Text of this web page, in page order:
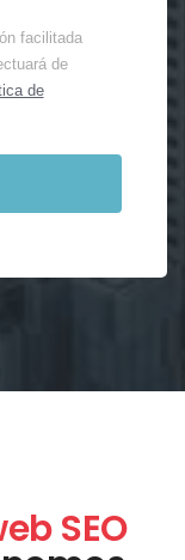
facilitada
de
de
SEO